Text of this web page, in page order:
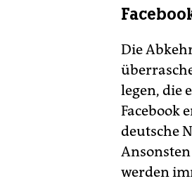
Die
legen, die
Facebook
deutsche
werden